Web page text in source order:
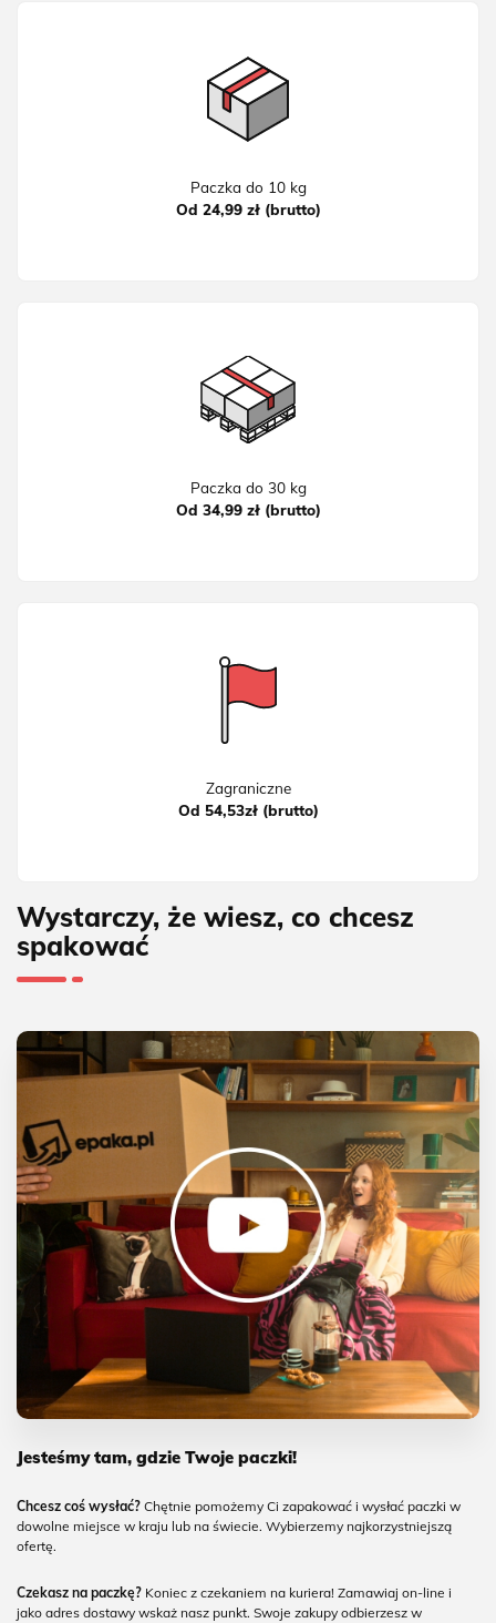
Paczka do 10 kg
Od 24,99 zł (brutto)
Paczka do 30 kg
Od 34,99 zł (brutto)
Zagraniczne
Od 54,53zł (brutto)
Wystarczy, że wiesz, co chcesz
spakować
Jesteśmy tam, gdzie Twoje paczki!
Chcesz coś wysłać? Chętnie pomożemy Ci zapakować i wysłać paczki w
dowolne miejsce w kraju lub na świecie. Wybierzemy najkorzystniejszą
ofertę.
Czekasz na paczkę? Koniec z czekaniem na kuriera! Zamawiaj on-line i
jako adres dostawy wskaż nasz punkt. Swoje zakupy odbierzesz w